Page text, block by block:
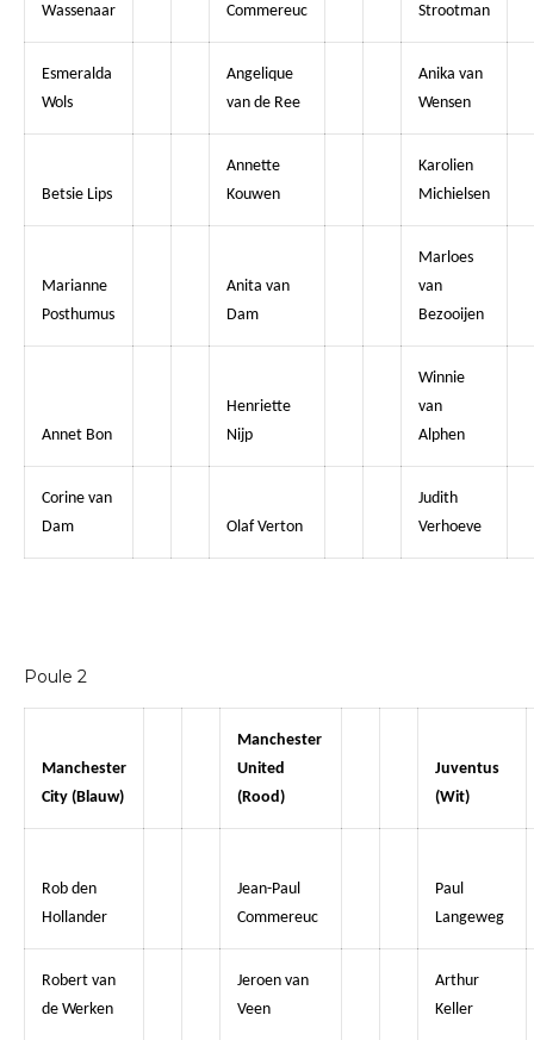
Wassenaar
Commereuc
Strootman
Esmeralda
Wols
Angelique
van de Ree
Anika van
Wensen
Betsie Lips
Annette
Kouwen
Karolien
Michielsen
Marianne
Posthumus
Anita van
Dam
Marloes
van
Bezooijen
Annet Bon
Henriette
Nijp
Winnie
van
Alphen
Corine van
Dam
Olaf Verton
Judith
Verhoeve
Poule 2
Manchester
City (Blauw)
Manchester
United
(Rood)
Juventus
(Wit)
Rob den
Hollander
Jean-Paul
Commereuc
Paul
Langeweg
Robert van
de Werken
Jeroen van
Veen
Arthur
Keller